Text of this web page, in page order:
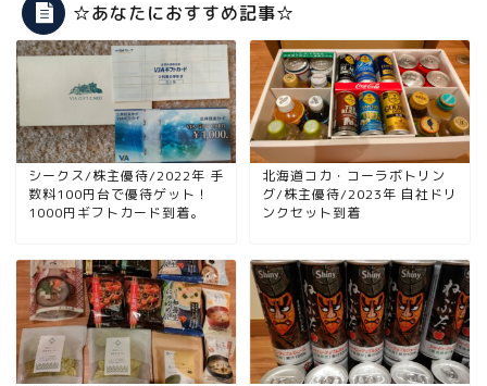
☆あなたにおすすめ記事☆
シークス/株主優待/2022年 手
数料100円台で優待ゲット！
1000円ギフトカード到着。
北海道コカ・コーラボトリン
グ/株主優待/2023年 自社ドリ
ンクセット到着